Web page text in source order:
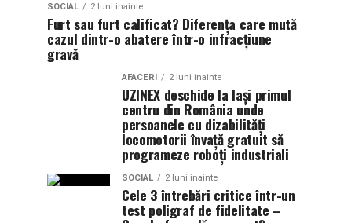
SOCIAL 2 luni inainte
Furt sau furt calificat? Diferența care mută
cazul dintr-o abatere într-o infracțiune
gravă
AFACERI 2 luni inainte
UZINEX deschide la Iași primul
centru din România unde
persoanele cu dizabilități
locomotorii învață gratuit să
programeze roboți industriali
SOCIAL 2 luni inainte
Cele 3 întrebări critice într-un
test poligraf de fidelitate –